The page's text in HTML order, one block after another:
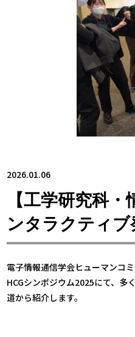
2026.01.06
【工学研究科
ンタラクティブ
電子情報通信学会ヒューマンコ
HCGシンポジウム2025にて、多
道から紹介します。